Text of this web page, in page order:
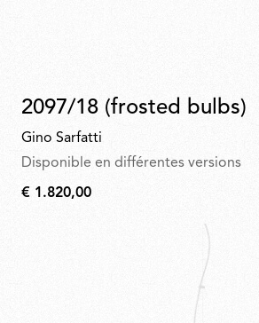
2097/18 (frosted bulbs)
Gino Sarfatti
Disponible en différentes versions
€
€ 1.820,00